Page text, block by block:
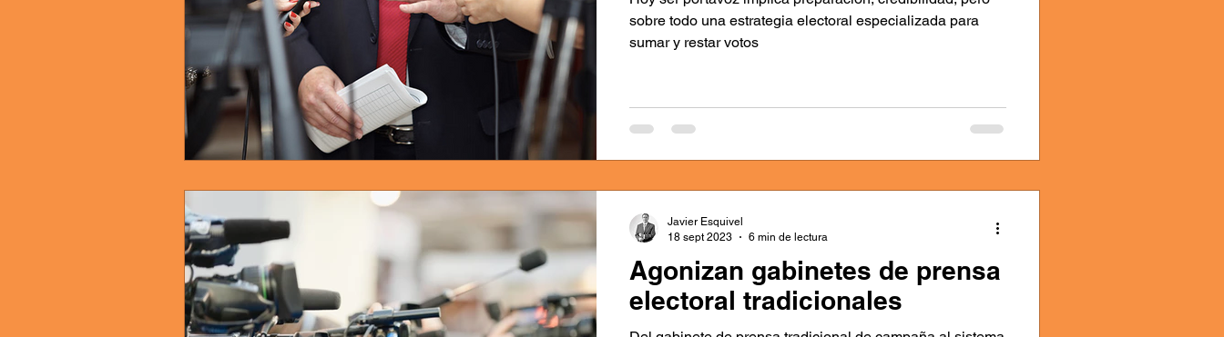
sobre todo una estrategia electoral especializada para
sumar y restar votos
Agonizan gabinetes de prensa
electoral tradicionales
Javier Esquivel
18 sept 2023
6 min de lectura